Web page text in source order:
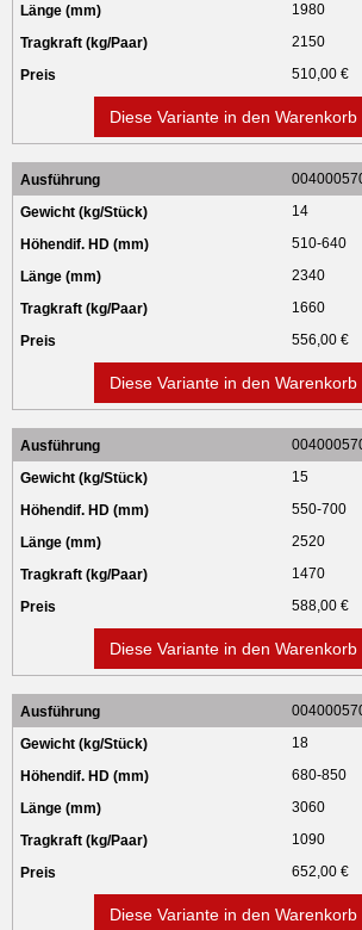
1980
2150
510,00 €
Diese Variante in den Warenkorb
14
510-640
2340
1660
556,00 €
Diese Variante in den Warenkorb
15
550-700
2520
1470
588,00 €
Diese Variante in den Warenkorb
18
680-850
3060
1090
652,00 €
Diese Variante in den Warenkorb